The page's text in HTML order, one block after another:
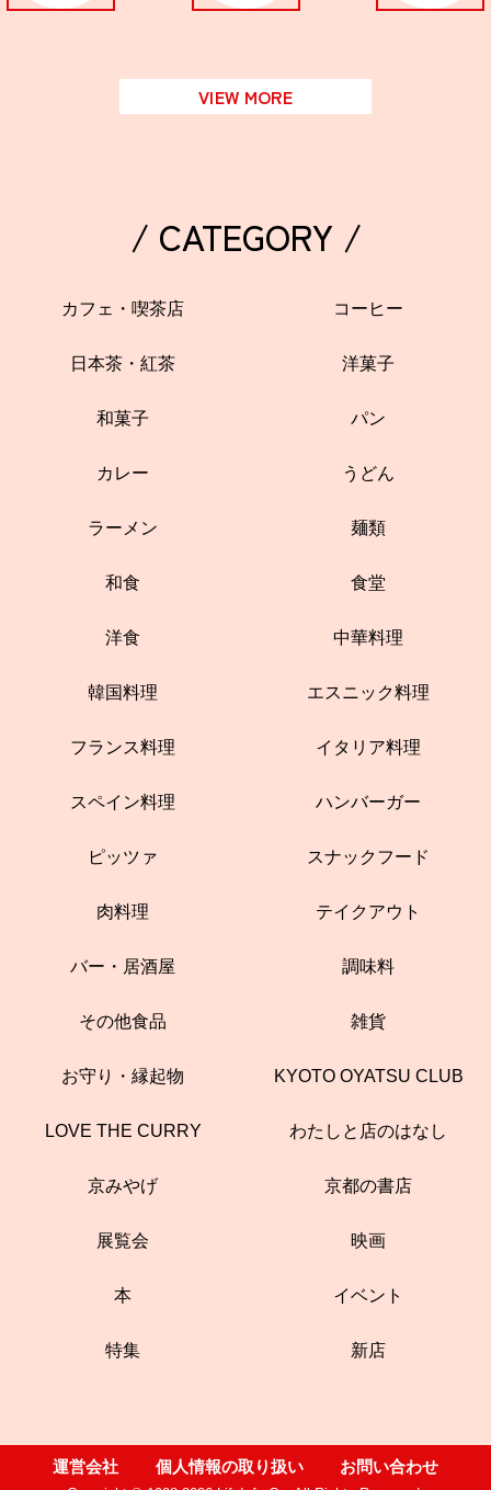
VIEW MORE
/ CATEGORY /
カフェ・喫茶店 コーヒー
日本茶・紅茶 洋菓子
和菓子 パン
カレー うどん
ラーメン 麺類
和食 食堂
洋食 中華料理
韓国料理 エスニック料理
フランス料理 イタリア料理
スペイン料理 ハンバーガー
ピッツァ スナックフード
肉料理 テイクアウト
バー・居酒屋 調味料
その他食品 雑貨
お守り・縁起物 KYOTO OYATSU CLUB
LOVE THE CURRY わたしと店のはなし
京みやげ 京都の書店
展覧会 映画
本 イベント
特集 新店
運営会社 個人情報の取り扱い お問い合わせ